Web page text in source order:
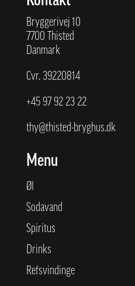
Bryggerivej 10
7700 Thisted
Danmark
Cvr. 39220814
+45 97 92 23 22
thy@thisted-bryghus.dk
Menu
Øl
Sodavand
Spiritus
Drinks
Refsvindinge